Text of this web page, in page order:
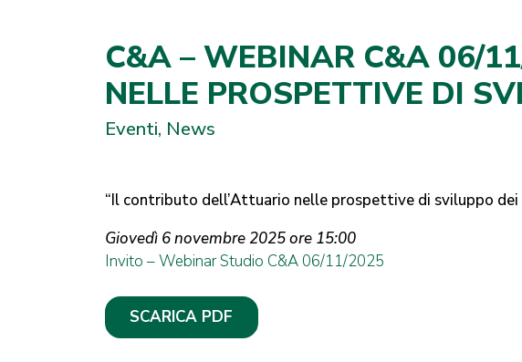
C&A – WEBINAR C&A 06/
NELLE PROSPETTIVE DI
Eventi, News
“Il contributo dell’Attuario nelle prospettive di sviluppo dei
Giovedì 6 novembre 2025 ore 15:00
Invito – Webinar Studio C&A 06/11/2025
SCARICA PDF